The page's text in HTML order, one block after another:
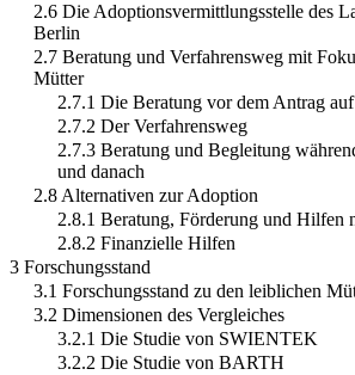
2.6 Die Adoptionsvermittlungsstelle des
Berlin
2.7 Beratung und Verfahrensweg mit
Mütter
2.7.1 Die Beratung vor dem Antrag
2.7.2 Der Verfahrensweg
2.7.3 Beratung und Begleitung
und danach
2.8 Alternativen zur Adoption
2.8.1 Beratung, Förderung und Hilfen
2.8.2 Finanzielle Hilfen
3 Forschungsstand
3.1 Forschungsstand zu den leiblichen
3.2 Dimensionen des Vergleiches
3.2.1 Die Studie von SWIENTEK
3.2.2 Die Studie von BARTH